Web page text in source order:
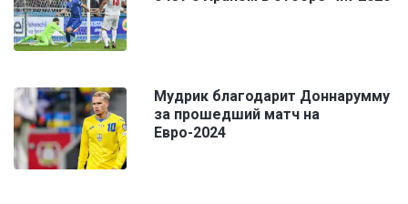
Мудрик благодарит Доннарумму
за прошедший матч на
Евро-2024